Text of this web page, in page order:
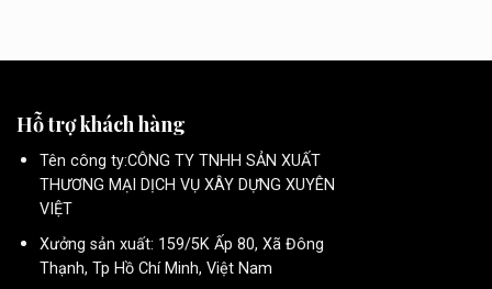
Hỗ trợ khách hàng
Tên công ty:CÔNG TY TNHH SẢN XUẤT
THƯƠNG MẠI DỊCH VỤ XÂY DỰNG XUYÊN
VIỆT
Xưởng sản xuất: 159/5K Ấp 80, Xã Đông
Thạnh, Tp Hồ Chí Minh, Việt Nam